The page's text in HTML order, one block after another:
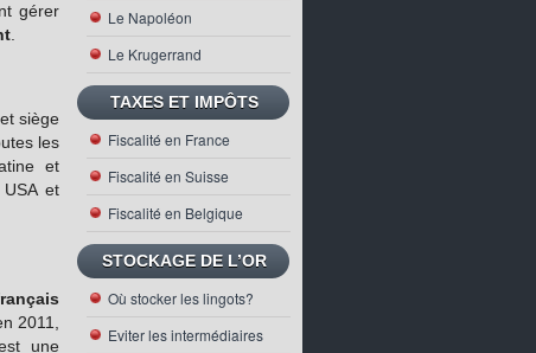
gérer
siège
les
et
et
2011,
une
Le Napoléon
Le Krugerrand
TAXES ET IMPÔTS
Fiscalité en France
Fiscalité en Suisse
Fiscalité en Belgique
STOCKAGE DE L’OR
Où stocker les lingots?
Eviter les intermédiaires